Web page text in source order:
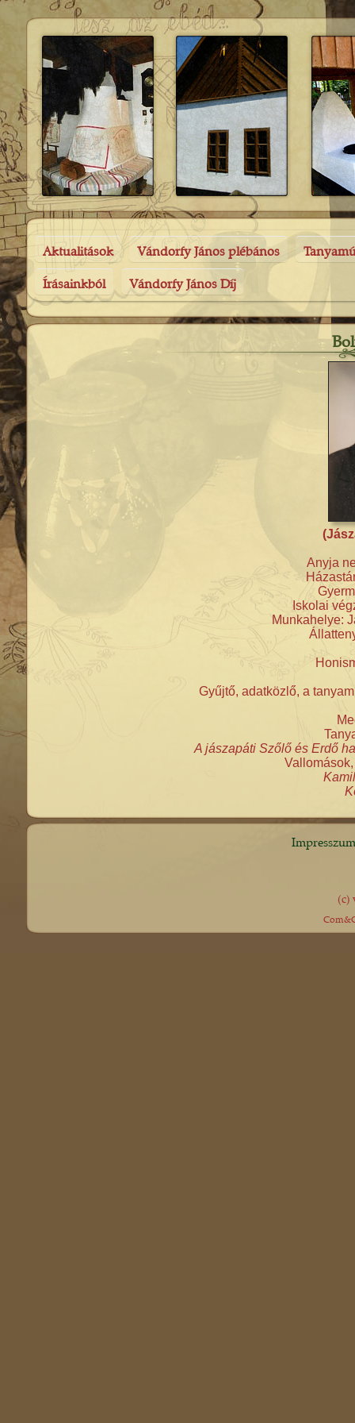
Aktualitások Vándorfy János plébános
Írásainkból Vándorfy János Díj
Anyja
Iskolai
Munkahelye:
Gyűjtő, adatközlő, a
A jászapáti Szőlő és Erdő
Impresszum
(c)